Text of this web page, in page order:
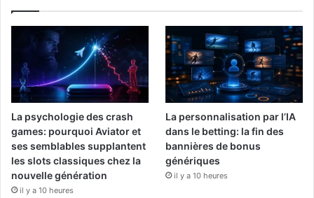
La psychologie des crash
games: pourquoi Aviator et
ses semblables supplantent
les slots classiques chez la
nouvelle génération
il y a 10 heures
La personnalisation par l’IA
dans le betting: la fin des
bannières de bonus
génériques
il y a 10 heures